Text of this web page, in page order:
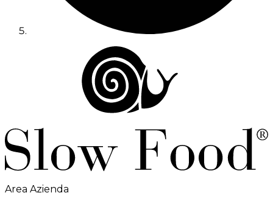
Area Azienda